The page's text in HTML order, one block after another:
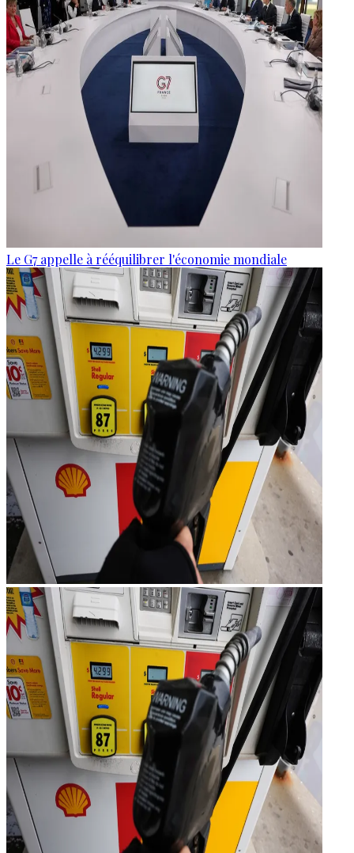
Le G7 appelle à rééquilibrer l'économie mondiale